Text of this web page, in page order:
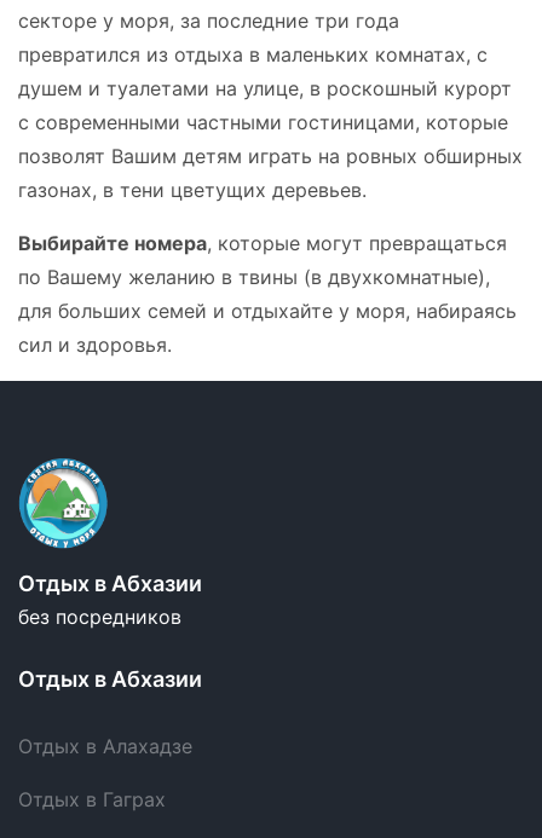
секторе у моря, за последние три года
превратился из отдыха в маленьких комнатах, с
душем и туалетами на улице, в роскошный курорт
с современными частными гостиницами, которые
позволят Вашим детям играть на ровных обширных
газонах, в тени цветущих деревьев.
Выбирайте номера, которые могут превращаться
по Вашему желанию в твины (в двухкомнатные),
для больших семей и отдыхайте у моря, набираясь
сил и здоровья.
Отдых в Абхазии
без посредников
Отдых в Абхазии
Отдых в Алахадзе
Отдых в Гаграх